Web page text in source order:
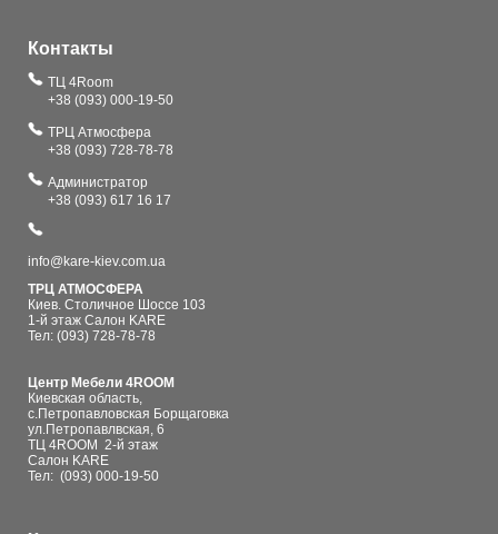
Контакты
ТЦ 4Room
+38 (093) 000-19-50
ТРЦ Атмосфера
+38 (093) 728-78-78
Администратор
+38 (093) 617 16 17
info@kare-kiev.com.ua
ТРЦ АТМОСФЕРА
Киев. Столичное Шоссе 103
1-й этаж Салон KARE
Тел: (093) 728-78-78
Центр Мебели 4ROOM
Киевская область,
с.Петропавловская Борщаговка
ул.Петропавлвская, 6
ТЦ 4ROOM 2-й этаж
Салон KARE
Тел: (093) 000-19-50